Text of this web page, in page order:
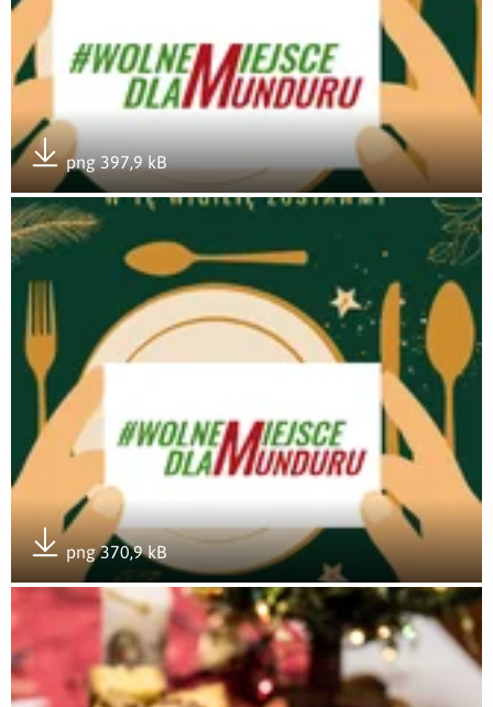
png 397,9 kB
Pobierz załącznik
Otwórz załącznik #WolneMiejsceDlaMunduru_instagram
png 370,9 kB
Pobierz załącznik
Otwórz załącznik Wigilijny stół #WolneMiejsceDlaMunduru